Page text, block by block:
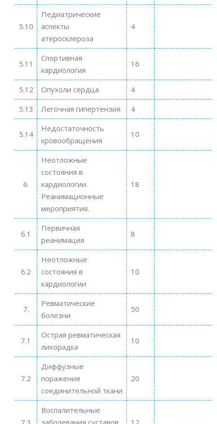
5.10
Педиатрические
аспекты
атеросклероза
4
5.11
Спортивная
кардиология
16
5.12 Опухоли сердца
4
5.13
Легочная гипертензия 4
5.14
Недостаточность
кровообращения
10
6.
Неотложные
состояния в
кардиологии.
Реанимационные
мероприятия.
18
6.1
Первичная
реанимация
8
6.2
Неотложные
состояния в
кардиологии
10
7.
Ревматические
болезни
50
7.1
Острая ревматическая
лихорадка
10
7.2
Диффузные
поражения
соединительной ткани
20
7.3
Воспалительные
заболевания суставов
12